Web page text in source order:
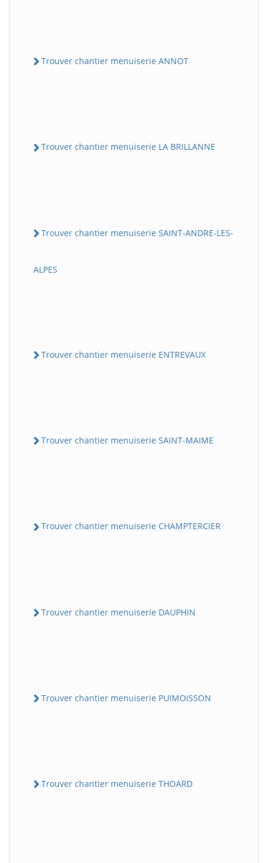
Trouver chantier menuiserie ANNOT
Trouver chantier menuiserie LA BRILLANNE
Trouver chantier menuiserie SAINT-ANDRE-LES-
ALPES
Trouver chantier menuiserie ENTREVAUX
Trouver chantier menuiserie SAINT-MAIME
Trouver chantier menuiserie CHAMPTERCIER
Trouver chantier menuiserie DAUPHIN
Trouver chantier menuiserie PUIMOISSON
Trouver chantier menuiserie THOARD